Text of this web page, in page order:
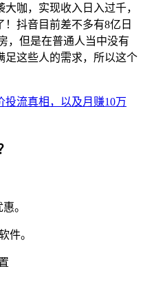
咖，实现收入日入过千，
抖音目前差不多有8亿日
，但是在普通人当中没有
足这些人的需求，所以这个
。
件。